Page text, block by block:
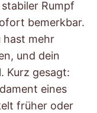
Rumpf
bemerkbar.
hast mehr
und dein
Kurz gesagt:
eines
früher oder